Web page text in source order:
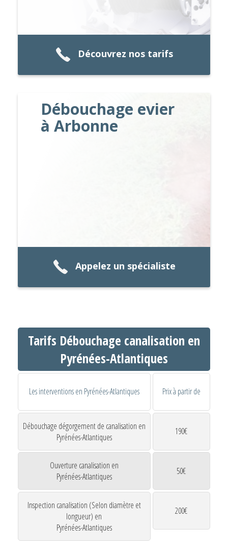
Découvrez nos tarifs
Débouchage evier
à Arbonne
Appelez un spécialiste
Tarifs Débouchage canalisation en
Pyrénées-Atlantiques
Les interventions en Pyrénées-Atlantiques Prix à partir de
Débouchage dégorgement de canalisation en
Pyrénées-Atlantiques
190€
Ouverture canalisation en
Pyrénées-Atlantiques
50€
Inspection canalisation (Selon diamètre et
longueur) en
Pyrénées-Atlantiques
200€